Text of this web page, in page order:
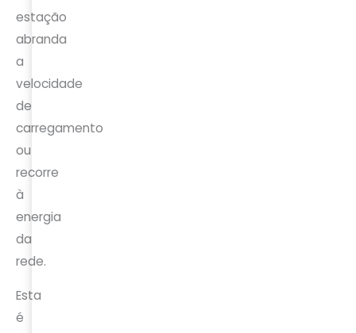
estação
abranda
a
velocidade
de
carregamento
ou
recorre
à
energia
da
rede.
Esta
é